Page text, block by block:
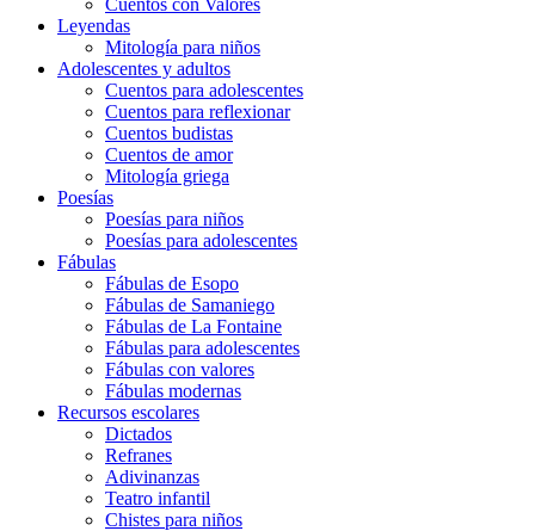
Cuentos con Valores
Leyendas
Mitología para niños
Adolescentes y adultos
Cuentos para adolescentes
Cuentos para reflexionar
Cuentos budistas
Cuentos de amor
Mitología griega
Poesías
Poesías para niños
Poesías para adolescentes
Fábulas
Fábulas de Esopo
Fábulas de Samaniego
Fábulas de La Fontaine
Fábulas para adolescentes
Fábulas con valores
Fábulas modernas
Recursos escolares
Dictados
Refranes
Adivinanzas
Teatro infantil
Chistes para niños